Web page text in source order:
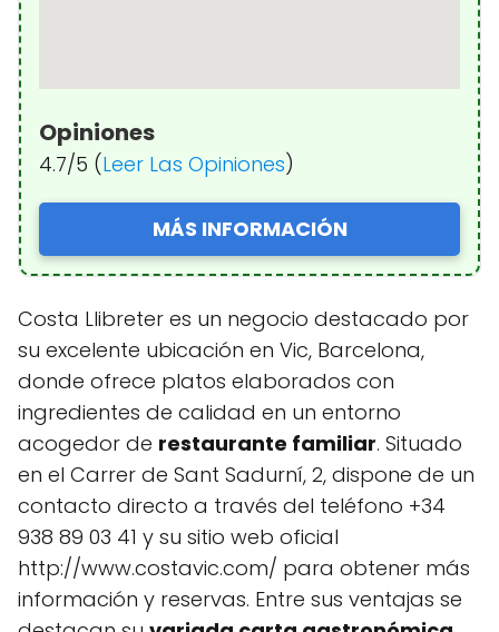
Opiniones
4.7/5 (Leer Las Opiniones)
MÁS INFORMACIÓN
Costa Llibreter es un negocio destacado por
su excelente ubicación en Vic, Barcelona,
donde ofrece platos elaborados con
ingredientes de calidad en un entorno
acogedor de restaurante familiar. Situado
en el Carrer de Sant Sadurní, 2, dispone de un
contacto directo a través del teléfono +34
938 89 03 41 y su sitio web oficial
http://www.costavic.com/ para obtener más
información y reservas. Entre sus ventajas se